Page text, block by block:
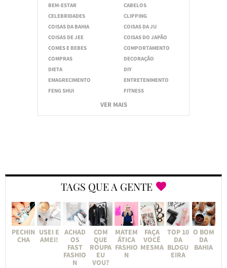
BEM-ESTAR
CABELOS
CELEBRIDADES
CLIPPING
COISAS DA BAHIA
COISAS DA JU
COISAS DE JEE
COISAS DO JAPÃO
COMES E BEBES
COMPORTAMENTO
COMPRAS
DECORAÇÃO
DIETA
DIY
EMAGRECIMENTO
ENTRETENIMENTO
FENG SHUI
FITNESS
VER MAIS
TAGS QUE A GENTE
PECHIN
CHA
USEI E
AMEI!
ACHAD
OS
FAST
FASHIO
N
COM
QUE
ROUPA
EU
VOU?
MATEM
ÁTICA
FASHIO
N
FAÇA
VOCÊ
MESMA
TOP 10
DA
BLOGU
EIRA
O BOM
DA
BAHIA